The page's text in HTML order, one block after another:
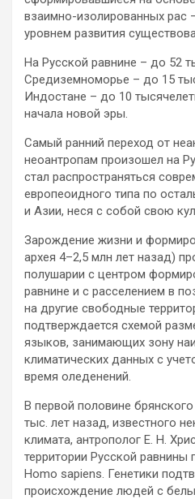
взаимно-изолированных рас
уровнем развития
На Русской равнине – до 52
Средиземноморье – до 15
Индостане – до 10
начала новой эры.
Самый ранний переход от
неоантропам произошел на
стал распространяться
европеоидного типа по
и Азии, неся с собой свою
Зарождение жизни и
архея 4–2,5 млн лет назад)
полушарии с центром
равнине и с расселением в
на другие свободные
подтверждается схемой
языков, занимающих зону
климатических данных с
время оледенений.
В первой половине
тыс. лет назад, известного
климата, антрополог Е. Н.
территории Русской равнины
Homo sapiens. Генетики
происхождение людей с